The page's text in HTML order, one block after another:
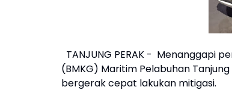
TANJUNG PERAK - Menanggapi
(BMKG) Maritim Pelabuhan
bergerak cepat lakukan mitigasi.